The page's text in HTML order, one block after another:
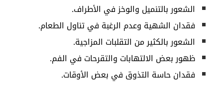
الشعور بالتنميل والوخز في الأطراف.
فقدان الشهية وعدم الرغبة في تناول الطعام.
الشعور بالكثير من التقلبات المزاجية.
ظهور بعض الالتهابات والتقرحات في الفم.
فقدان حاسة التذوق في بعض الأوقات.